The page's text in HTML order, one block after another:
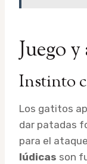
Juego
Instinto
Los gatitos
dar patadas
para el
lúdicas son